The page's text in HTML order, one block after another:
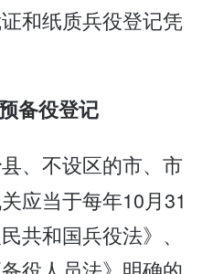
和纸质兵役登记凭
备役登记
、不设区的市、市
应当于每年10月31
共和国兵役法》、